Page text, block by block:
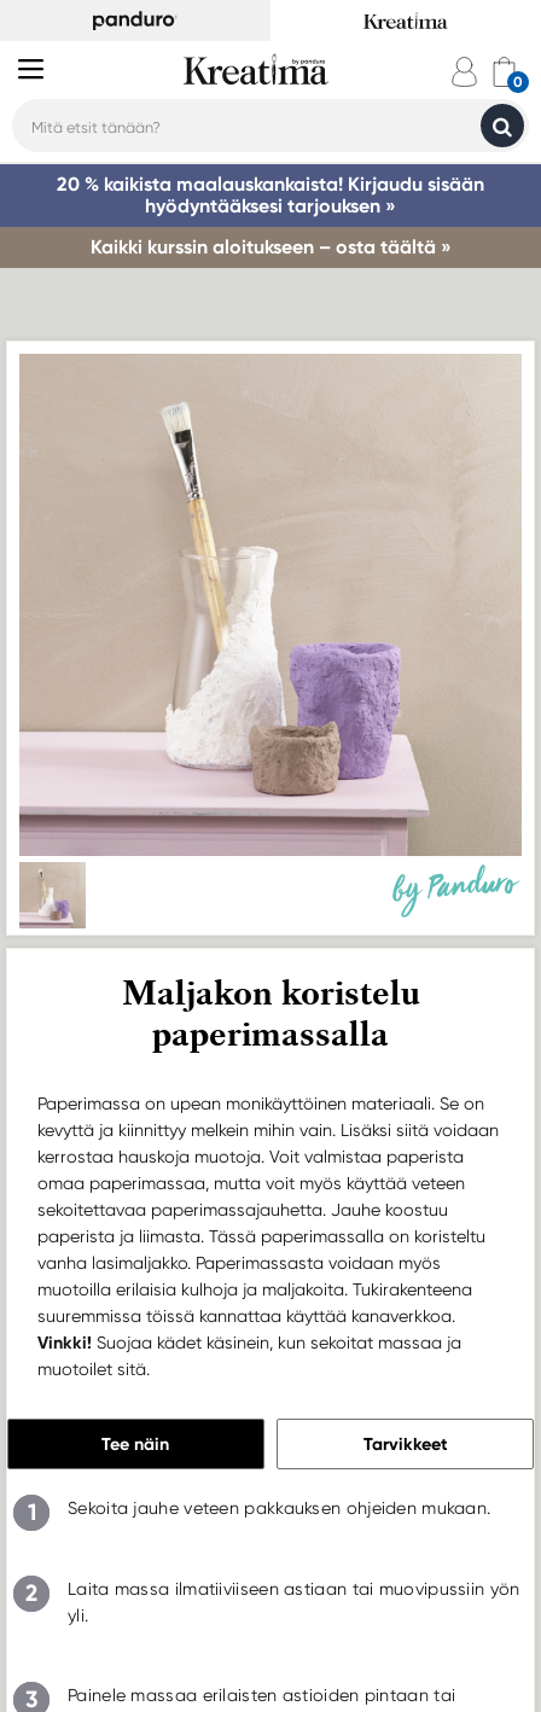
20 % kaikista maalauskankaista! Kirjaudu sisään
hyödyntääksesi tarjouksen »
Kaikki kurssin aloitukseen – osta täältä »
by Panduro
Maljakon koristelu
paperimassalla
Paperimassa on upean monikäyttöinen materiaali. Se on
kevyttä ja kiinnittyy melkein mihin vain. Lisäksi siitä voidaan
kerrostaa hauskoja muotoja. Voit valmistaa paperista
omaa paperimassaa, mutta voit myös käyttää veteen
sekoitettavaa paperimassajauhetta. Jauhe koostuu
paperista ja liimasta. Tässä paperimassalla on koristeltu
vanha lasimaljakko. Paperimassasta voidaan myös
muotoilla erilaisia kulhoja ja maljakoita. Tukirakenteena
suuremmissa töissä kannattaa käyttää kanaverkkoa.
Vinkki! Suojaa kädet käsinein, kun sekoitat massaa ja
muotoilet sitä.
Tee näin Tarvikkeet
1 Sekoita jauhe veteen pakkauksen ohjeiden mukaan.
2
Laita massa ilmatiiviiseen astiaan tai muovipussiin yön
yli.
3
Painele massaa erilaisten astioiden pintaan tai